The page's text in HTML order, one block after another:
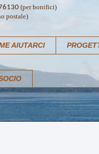
(per bonifici)
postale)
AIUTARCI